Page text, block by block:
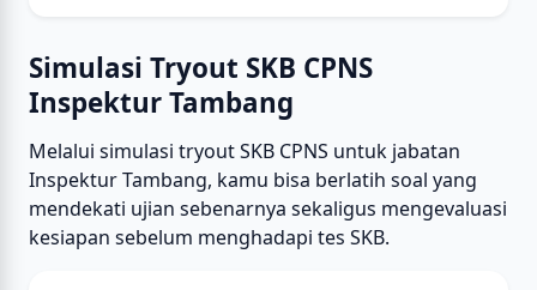
Simulasi Tryout SKB CPNS
Inspektur Tambang
Melalui simulasi tryout SKB CPNS untuk jabatan
Inspektur Tambang, kamu bisa berlatih soal yang
mendekati ujian sebenarnya sekaligus mengevaluasi
kesiapan sebelum menghadapi tes SKB.